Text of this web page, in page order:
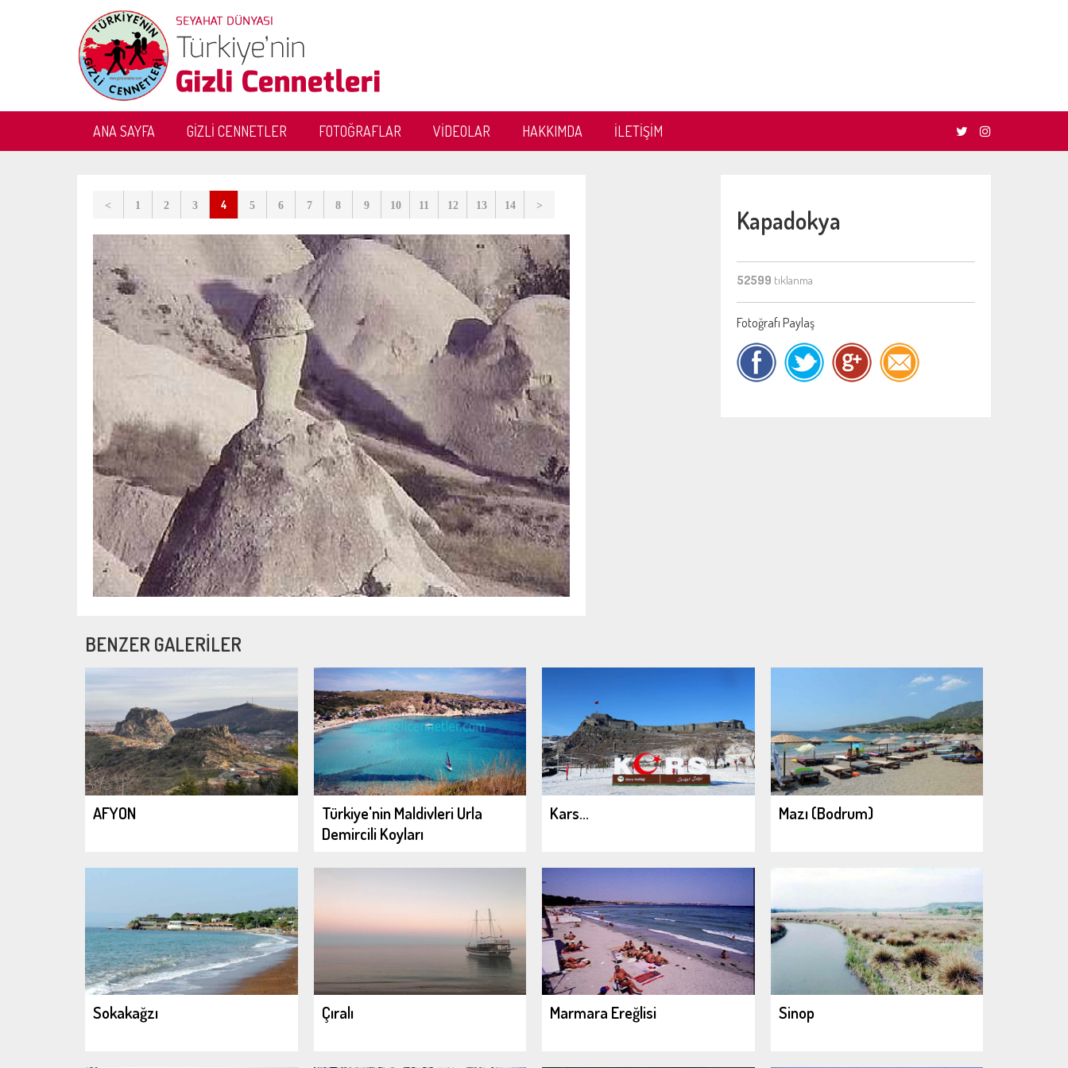
ANA SAYFA GİZLİ CENNETLER FOTOĞRAFLAR VİDEOLAR HAKKIMDA İLETİŞİM
< 1 2 3 4 5 6 7 8 9 10 11 12 13 14 > Kapadokya
52599 tıklanma
Fotoğrafı Paylaş
BENZER GALERİLER
AFYON
Türkiye'nin Maldivleri Urla
Demircili Koyları
Kars... Mazı (Bodrum)
Sokakağzı Çıralı Marmara Ereğlisi Sinop